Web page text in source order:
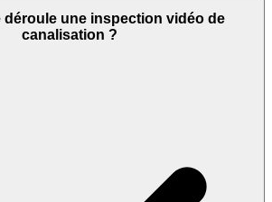
déroule une inspection vidéo de
canalisation ?